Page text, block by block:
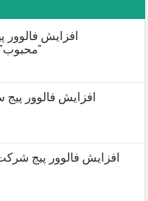
افزایش فالوور
محبوب”آقای سعید بنازاده”
افزایش فالوور
افزایش فالوور پیج